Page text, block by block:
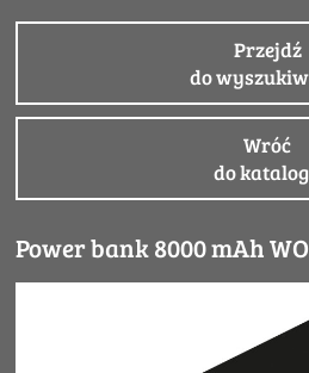
Przejdź
do
Wróć
do
Power bank 8000 mAh